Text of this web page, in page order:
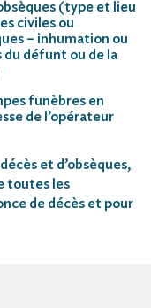
(type et lieu
civiles ou
– inhumation ou
du défunt ou de la
funèbres en
de l’opérateur
et d’obsèques,
toutes les
de décès et pour